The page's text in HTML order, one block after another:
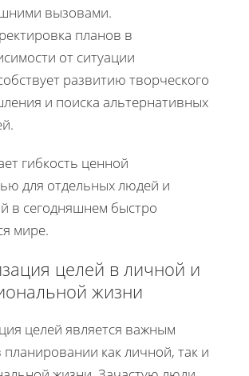
вызовами.
планов в
от ситуации
развитию творческого
и поиска альтернативных
гибкость ценной
для отдельных людей и
в сегодняшнем быстро
мире.
целей в личной и
жизни
целей является важным
как личной, так и